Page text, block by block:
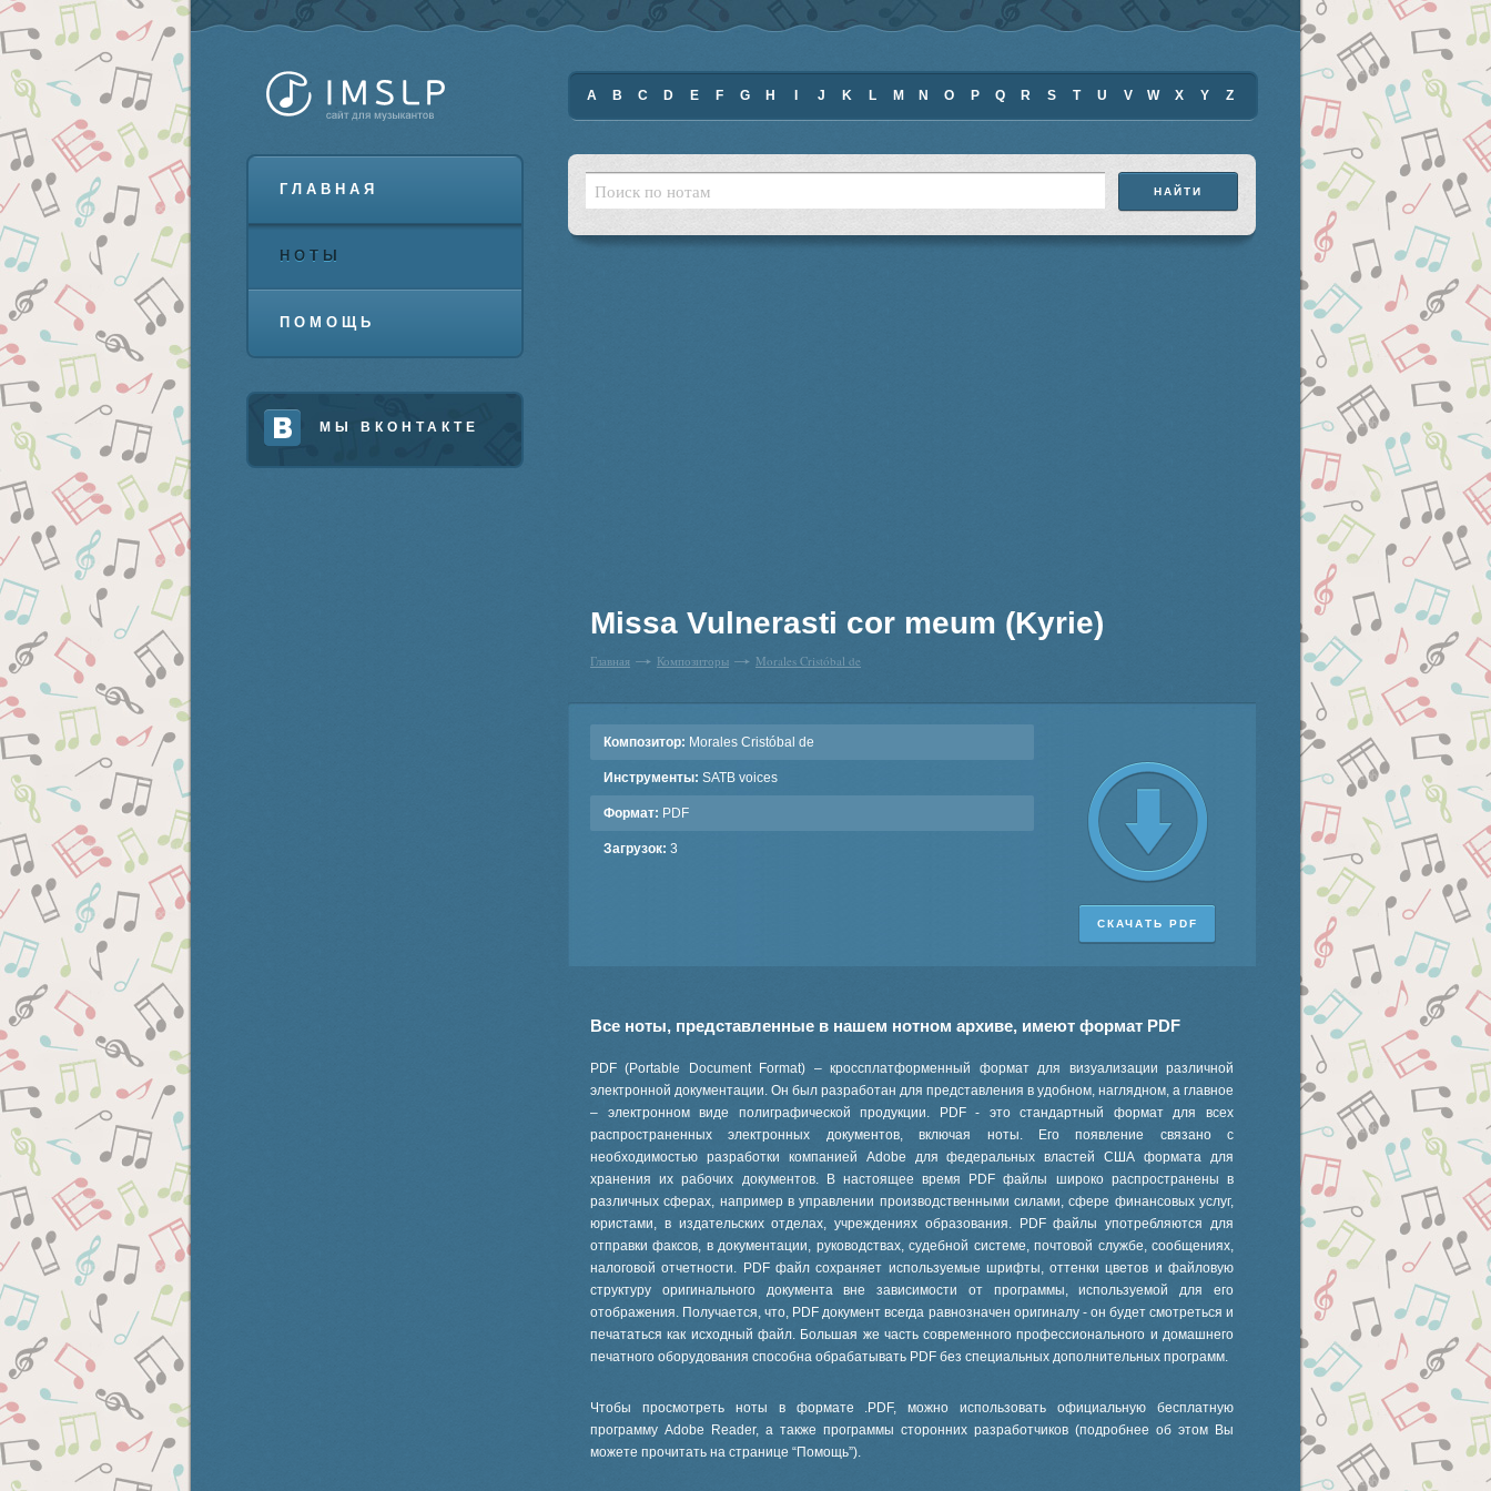
ГЛАВНАЯ
НОТЫ
ПОМОЩЬ
МЫ ВКОНТАКТЕ
A B C D E F G H J K L M N O P Q R S T U V W X Y Z
Missa Vulnerasti cor meum (Kyrie)
Главная Композиторы Morales Cristóbal de
Композитор: Morales Cristóbal de
Инструменты: SATB voices
Формат: PDF
Загрузок: 3
СКАЧАТЬ PDF
Все ноты, представленные в нашем нотном архиве, имеют формат PDF
PDF (Portable Document Format) – кроссплатформенный формат для визуализации различной
электронной документации. Он был разработан для представления в удобном, наглядном, а главное
– электронном виде полиграфической продукции. PDF - это стандартный формат для всех
распространенных электронных документов, включая ноты. Его появление связано с
необходимостью разработки компанией Adobe для федеральных властей США формата для
хранения их рабочих документов. В настоящее время PDF файлы широко распространены в
различных сферах, например в управлении производственными силами, сфере финансовых услуг,
юристами, в издательских отделах, учреждениях образования. PDF файлы употребляются для
отправки факсов, в документации, руководствах, судебной системе, почтовой службе, сообщениях,
налоговой отчетности. PDF файл сохраняет используемые шрифты, оттенки цветов и файловую
структуру оригинального документа вне зависимости от программы, используемой для его
отображения. Получается, что, PDF документ всегда равнозначен оригиналу - он будет смотреться и
печататься как исходный файл. Большая же часть современного профессионального и домашнего
печатного оборудования способна обрабатывать PDF без специальных дополнительных программ.
Чтобы просмотреть ноты в формате .PDF, можно использовать официальную бесплатную
программу Adobe Reader, а также программы сторонних разработчиков (подробнее об этом Вы
можете прочитать на странице “Помощь”).